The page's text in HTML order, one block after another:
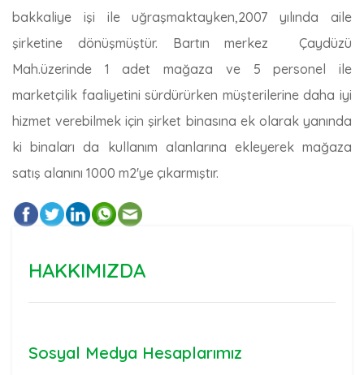
bakkaliye işi ile uğraşmaktayken,2007 yılında aile
şirketine dönüşmüştür. Bartın merkez Çaydüzü
Mah.üzerinde 1 adet mağaza ve 5 personel ile
marketçilik faaliyetini sürdürürken müşterilerine daha iyi
hizmet verebilmek için şirket binasına ek olarak yanında
ki binaları da kullanım alanlarına ekleyerek mağaza
satış alanını 1000 m2'ye çıkarmıştır.
HAKKIMIZDA
Sosyal Medya Hesaplarımız